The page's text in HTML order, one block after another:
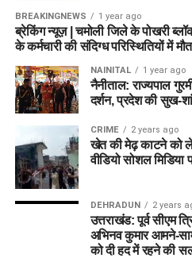
BREAKINGNEWS 1 year ago
ब्रेकिंग न्यूज़ | चमोली जिले के पोखरी
के कर्मचारी की संदिग्ध परिस्थितियों में
NAINITAL 1 year ago
नैनीताल: राज्यपाल
दर्शन, प्रदेश की सुख-
CRIME 2 years ago
खेत की मेढ़ काटने को
वीडियो सोशल
DEHRADUN 2 years
उत्तराखंड: पूर्व सीएम
अभिनव कुमार आमने-
को दी हद में रहने की